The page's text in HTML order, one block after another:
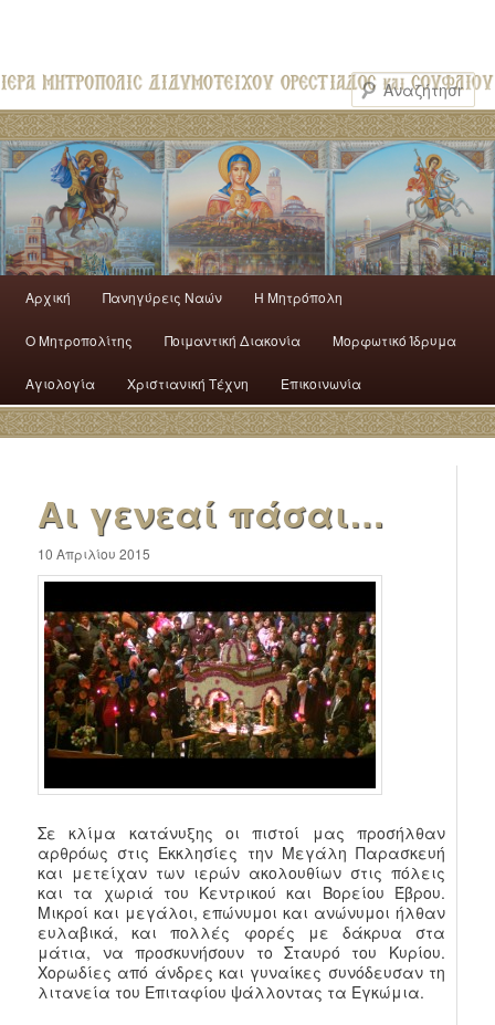
Αρχική Πανηγύρεις Ναών H Mητρόπολη
Ο Mητροπολίτης Ποιμαντική Διακονία Μορφωτικό Ίδρυμα
Αγιολογία Χριστιανική Τέχνη Επικοινωνία
Αι γενεαί πάσαι…
10 Απριλίου 2015
Σε κλίμα κατάνυξης οι πιστοί μας προσήλθαν
αρθρόως στις Εκκλησίες την Μεγάλη Παρασκευή
και μετείχαν των ιερών ακολουθίων στις πόλεις
και τα χωριά του Κεντρικού και Βορείου Έβρου.
Μικροί και μεγάλοι, επώνυμοι και ανώνυμοι ήλθαν
ευλαβικά, και πολλές φορές με δάκρυα στα
μάτια, να προσκυνήσουν το Σταυρό του Κυρίου.
Χορωδίες από άνδρες και γυναίκες συνόδευσαν τη
λιτανεία του Επιταφίου ψάλλοντας τα Εγκώμια.